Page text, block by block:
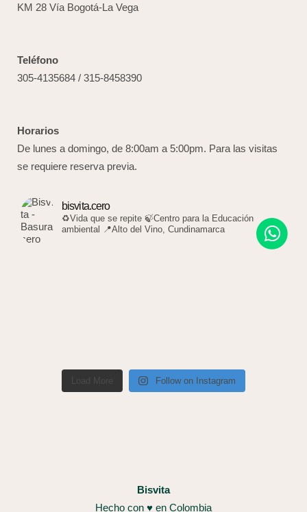
KM 28 Vía Bogotá-La Vega
Teléfono
305-4135684 / 315-8458390
Horarios
De lunes a domingo, de 8:00am a 5:00pm. Para las visitas
se requiere reserva previa.
bisvita.cero
♻️Vida que se repite 🍃Centro para la Educación
ambiental
📍Alto del Vino, Cundinamarca
Load More Follow on Instagram
Bisvita
Hecho con ♥ en Colombia